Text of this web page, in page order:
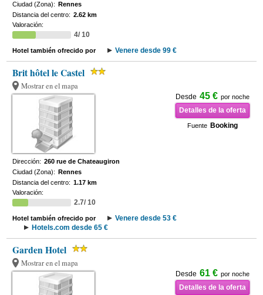
Ciudad (Zona): Rennes
Distancia del centro: 2.62 km
Valoración:
4/ 10
Hotel también ofrecido por Venere desde 99 €
Brit hôtel le Castel
Mostrar en el mapa
Desde 45 € por noche
Detalles de la oferta
Fuente Booking
Dirección: 260 rue de Chateaugiron
Ciudad (Zona): Rennes
Distancia del centro: 1.17 km
Valoración:
2.7/ 10
Hotel también ofrecido por
Venere desde 53 €
Hotels.com desde 65 €
Garden Hotel
Mostrar en el mapa
Desde 61 € por noche
Detalles de la oferta